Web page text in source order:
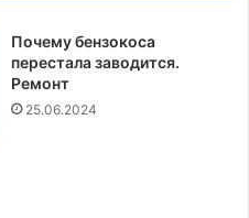
Почему бензокоса
перестала заводится.
Ремонт
25.06.2024